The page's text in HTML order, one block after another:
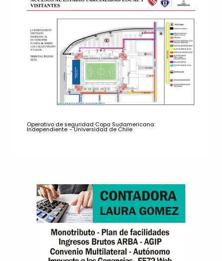
Operativo de seguridad Copa Sudamericana:
Independiente – Universidad de Chile